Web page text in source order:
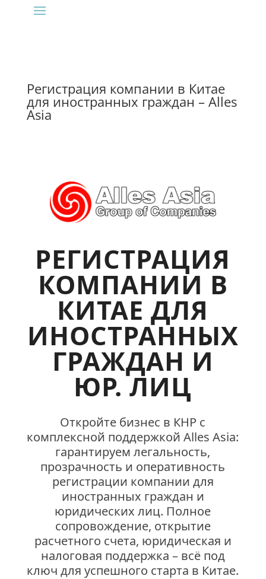
Регистрация компании в Китае
для иностранных граждан – Alles
Asia
РЕГИСТРАЦИЯ
КОМПАНИИ В
КИТАЕ ДЛЯ
ИНОСТРАННЫХ
ГРАЖДАН И
ЮР. ЛИЦ
Откройте бизнес в КНР с
комплексной поддержкой Alles Asia:
гарантируем легальность,
прозрачность и оперативность
регистрации компании для
иностранных граждан и
юридических лиц. Полное
сопровождение, открытие
расчетного счета, юридическая и
налоговая поддержка – всё под
ключ для успешного старта в Китае.